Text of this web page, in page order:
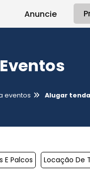
Anuncie
eventos Alugar
E Palcos Locação De